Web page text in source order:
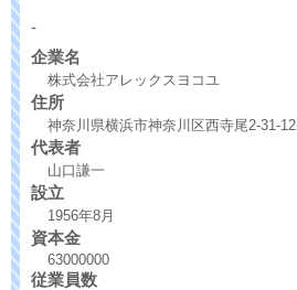
-
企業名
株式会社アレックスヨコユ
住所
神奈川県横浜市神奈川区西寺尾2-31-12
代表者
山口謙一
設立
1956年8月
資本金
63000000
従業員数